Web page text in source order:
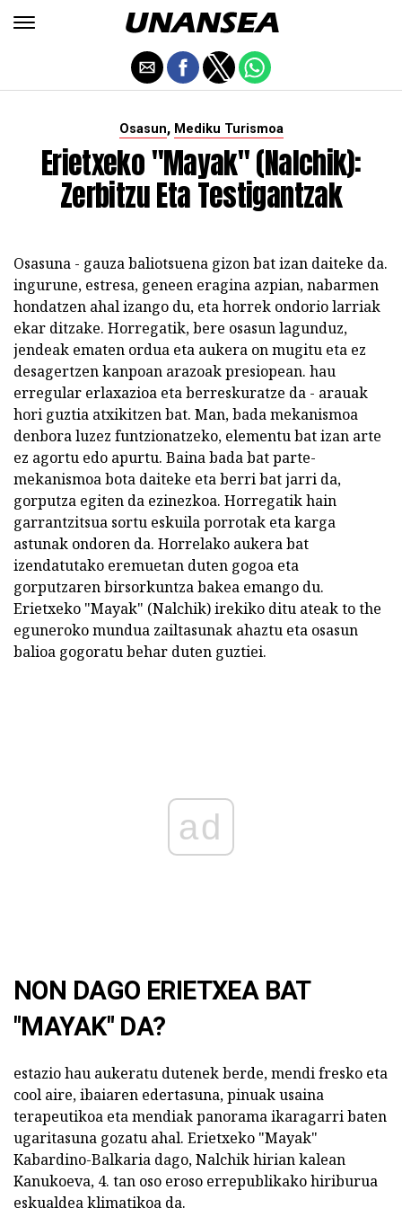
Osasun, Mediku Turismoa
Erietxeko "Mayak" (Nalchik):
Zerbitzu Eta Testigantzak
Osasuna - gauza baliotsuena gizon bat izan daiteke da.
ingurune, estresa, geneen eragina azpian, nabarmen
hondatzen ahal izango du, eta horrek ondorio larriak
ekar ditzake. Horregatik, bere osasun lagunduz,
jendeak ematen ordua eta aukera on mugitu eta ez
desagertzen kanpoan arazoak presiopean. hau
erregular erlaxazioa eta berreskuratze da - arauak
hori guztia atxikitzen bat. Man, bada mekanismoa
denbora luzez funtzionatzeko, elementu bat izan arte
ez agortu edo apurtu. Baina bada bat parte-
mekanismoa bota daiteke eta berri bat jarri da,
gorputza egiten da ezinezkoa. Horregatik hain
garrantzitsua sortu eskuila porrotak eta karga
astunak ondoren da. Horrelako aukera bat
izendatutako eremuetan duten gogoa eta
gorputzaren birsorkuntza bakea emango du.
Erietxeko "Mayak" (Nalchik) irekiko ditu ateak to the
eguneroko mundua zailtasunak ahaztu eta osasun
balioa gogoratu behar duten guztiei.
ad
NON DAGO ERIETXEA BAT
"MAYAK" DA?
estazio hau aukeratu dutenek berde, mendi fresko eta
cool aire, ibaiaren edertasuna, pinuak usaina
terapeutikoa eta mendiak panorama ikaragarri baten
ugaritasuna gozatu ahal. Erietxeko "Mayak"
Kabardino-Balkaria dago, Nalchik hirian kalean
Kanukoeva, 4. tan oso eroso errepublikako hiriburua
eskualdea klimatikoa da.